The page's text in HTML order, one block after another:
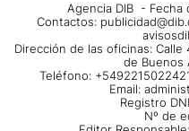
Agencia DIB - Fecha
Contactos:
Dirección de las oficinas: Calle
de Buenos
Teléfono:
Email:
Registro
Nº de